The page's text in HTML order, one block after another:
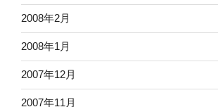
2008年2月
2008年1月
2007年12月
2007年11月